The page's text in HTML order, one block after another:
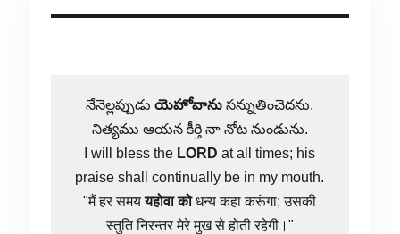
నేనెల్లప్పుడుయెహోవాను సన్నుతించెదను.
నిత్యము ఆయన కీర్తి నా నోట నుండును.
I will bless the LORD at all times; his
praise shall continually be in my mouth.
"मैं हर समययहोवा कोधन्य कहा करूंगा; उसकी
स्तुति निरन्तर मेरे मुख से होती रहेगी।"